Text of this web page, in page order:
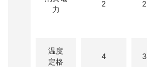
力
2 2
温度
定格
4 3